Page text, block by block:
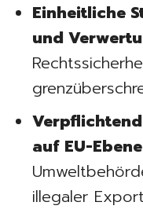
Einheitliche
und
auf EU-Ebene
illegaler